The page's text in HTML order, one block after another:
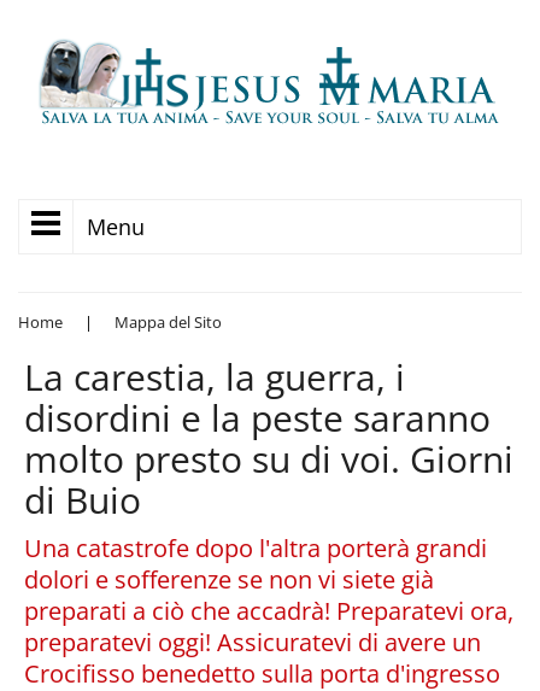
Menu
Home | Mappa del Sito
La carestia, la guerra, i
disordini e la peste saranno
molto presto su di voi. Giorni
di Buio
Una catastrofe dopo l'altra porterà grandi
dolori e sofferenze se non vi siete già
preparati a ciò che accadrà! Preparatevi ora,
preparatevi oggi! Assicuratevi di avere un
Crocifisso benedetto sulla porta d'ingresso